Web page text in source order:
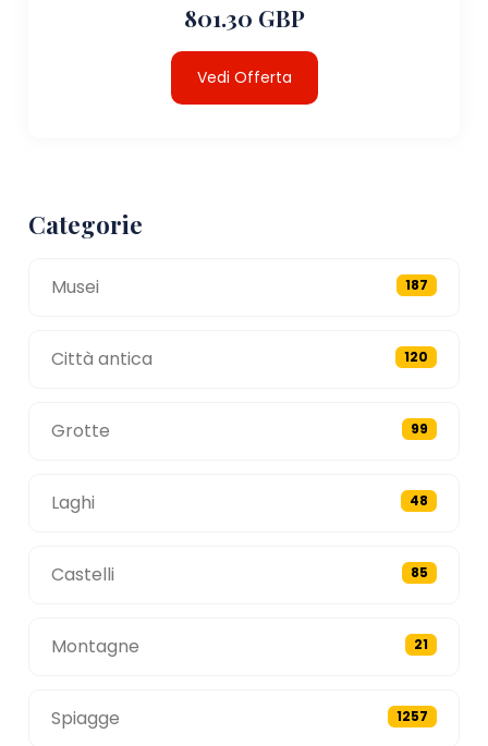
801.30 GBP
Vedi Offerta
Categorie
Musei 187
Città antica 120
Grotte 99
Laghi 48
Castelli 85
Montagne 21
Spiagge 1257